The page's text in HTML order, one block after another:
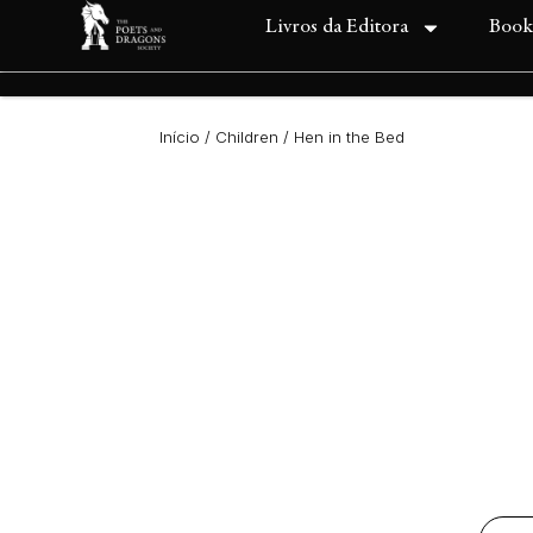
Livros da Editora
Início / Children / Hen in the Bed